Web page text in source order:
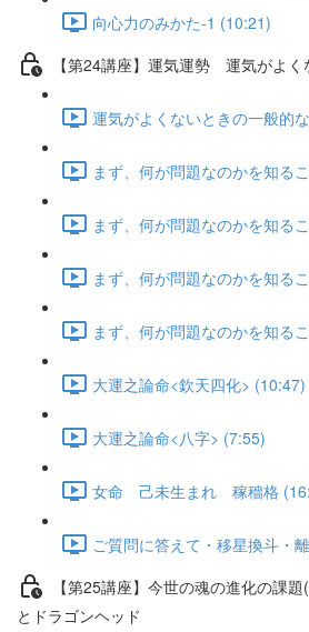
向心力のみかた-1 (10:21)
【第24講座】運気運勢 運気がよく
運気がよくないときの一般的
まず、何が問題なのかを知る
まず、何が問題なのかを知る
まず、何が問題なのかを知る
まず、何が問題なのかを知る
大運之論命<欽天四化> (10:47)
大運之論命<八字> (7:55)
女命 己未生まれ 稼穡格
ご質問に答えて・移星換斗・
【第25講座】今世の魂の進化の課
とドラゴンヘッド